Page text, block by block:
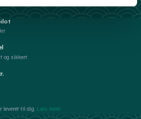
og sikkert
leveret til dig. Læs mere